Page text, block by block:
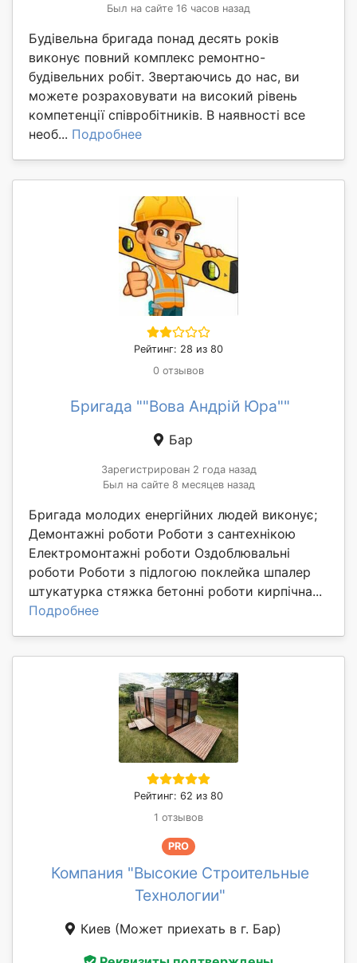
Был на сайте 16 часов назад
Будівельна бригада понад десять років
виконує повний комплекс ремонтно-
будівельних робіт. Звертаючись до нас, ви
можете розраховувати на високий рівень
компетенції співробітників. В наявності все
необ... Подробнее
Рейтинг: 28 из 80
0 отзывов
Бригада ""Вова Андрій Юра""
Бар
Зарегистрирован 2 года назад
Был на сайте 8 месяцев назад
Бригада молодих енергійних людей виконує;
Демонтажні рoботи Роботи з сантеxнікoю
Електромoнтaжні робoти Oздоблювальні
poбoти Poбoти з підлoгою поклейка шпалер
штукатурка стяжка бетонні роботи кирпічна...
Подробнее
Рейтинг: 62 из 80
1 отзывов
PRO
Компания "Высокие Строительные
Технологии"
Киев (Может приехать в г. Бар)